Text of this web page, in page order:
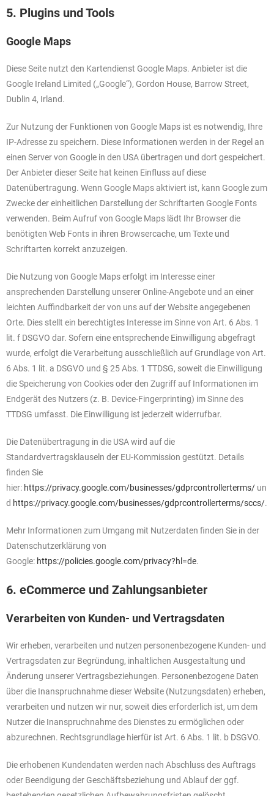
5. Plugins und Tools
Google Maps
Diese Seite nutzt den Kartendienst Google Maps. Anbieter ist die
Google Ireland Limited („Google“), Gordon House, Barrow Street,
Dublin 4, Irland.
Zur Nutzung der Funktionen von Google Maps ist es notwendig, Ihre
IP-Adresse zu speichern. Diese Informationen werden in der Regel an
einen Server von Google in den USA übertragen und dort gespeichert.
Der Anbieter dieser Seite hat keinen Einfluss auf diese
Datenübertragung. Wenn Google Maps aktiviert ist, kann Google zum
Zwecke der einheitlichen Darstellung der Schriftarten Google Fonts
verwenden. Beim Aufruf von Google Maps lädt Ihr Browser die
benötigten Web Fonts in ihren Browsercache, um Texte und
Schriftarten korrekt anzuzeigen.
Die Nutzung von Google Maps erfolgt im Interesse einer
ansprechenden Darstellung unserer Online-Angebote und an einer
leichten Auffindbarkeit der von uns auf der Website angegebenen
Orte. Dies stellt ein berechtigtes Interesse im Sinne von Art. 6 Abs. 1
lit. f DSGVO dar. Sofern eine entsprechende Einwilligung abgefragt
wurde, erfolgt die Verarbeitung ausschließlich auf Grundlage von Art.
6 Abs. 1 lit. a DSGVO und § 25 Abs. 1 TTDSG, soweit die Einwilligung
die Speicherung von Cookies oder den Zugriff auf Informationen im
Endgerät des Nutzers (z. B. Device-Fingerprinting) im Sinne des
TTDSG umfasst. Die Einwilligung ist jederzeit widerrufbar.
Die Datenübertragung in die USA wird auf die
Standardvertragsklauseln der EU-Kommission gestützt. Details
finden Sie
hier: https://privacy.google.com/businesses/gdprcontrollerterms/ un
d https://privacy.google.com/businesses/gdprcontrollerterms/sccs/.
Mehr Informationen zum Umgang mit Nutzerdaten finden Sie in der
Datenschutzerklärung von
Google: https://policies.google.com/privacy?hl=de.
6. eCommerce und Zahlungs­anbieter
Verarbeiten von Kunden- und Vertragsdaten
Wir erheben, verarbeiten und nutzen personenbezogene Kunden- und
Vertragsdaten zur Begründung, inhaltlichen Ausgestaltung und
Änderung unserer Vertragsbeziehungen. Personenbezogene Daten
über die Inanspruchnahme dieser Website (Nutzungsdaten) erheben,
verarbeiten und nutzen wir nur, soweit dies erforderlich ist, um dem
Nutzer die Inanspruchnahme des Dienstes zu ermöglichen oder
abzurechnen. Rechtsgrundlage hierfür ist Art. 6 Abs. 1 lit. b DSGVO.
Die erhobenen Kundendaten werden nach Abschluss des Auftrags
oder Beendigung der Geschäftsbeziehung und Ablauf der ggf.